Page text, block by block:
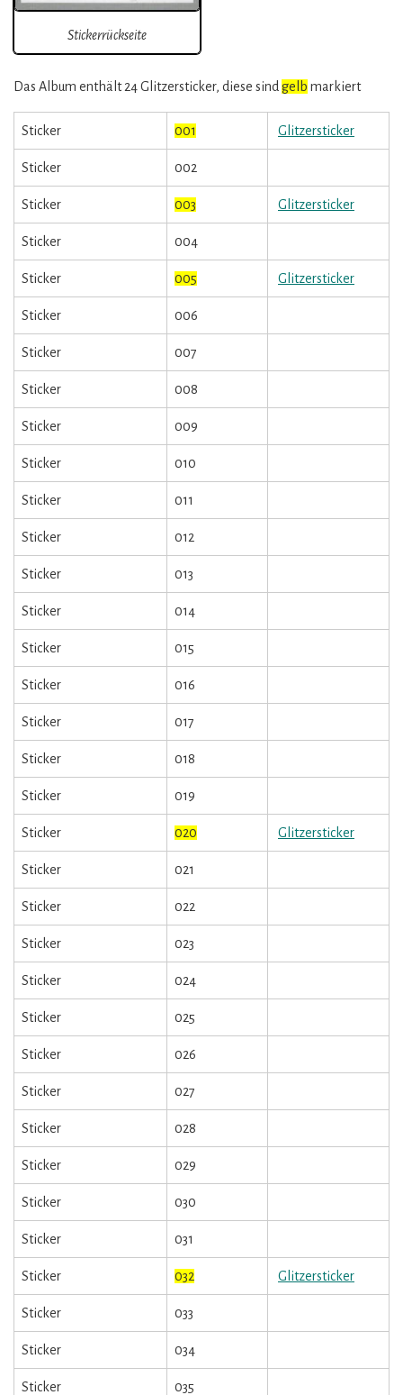
Stickerrückseite
Das Album enthält 24 Glitzersticker, diese sind gelb markiert
Sticker 001 Glitzersticker
Sticker 002
Sticker 003 Glitzersticker
Sticker 004
Sticker 005 Glitzersticker
Sticker 006
Sticker 007
Sticker 008
Sticker 009
Sticker 010
Sticker 011
Sticker 012
Sticker 013
Sticker 014
Sticker 015
Sticker 016
Sticker 017
Sticker 018
Sticker 019
Sticker 020 Glitzersticker
Sticker 021
Sticker 022
Sticker 023
Sticker 024
Sticker 025
Sticker 026
Sticker 027
Sticker 028
Sticker 029
Sticker 030
Sticker 031
Sticker 032 Glitzersticker
Sticker 033
Sticker 034
Sticker 035